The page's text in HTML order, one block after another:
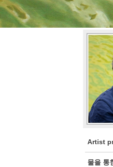
Artist
물을 통